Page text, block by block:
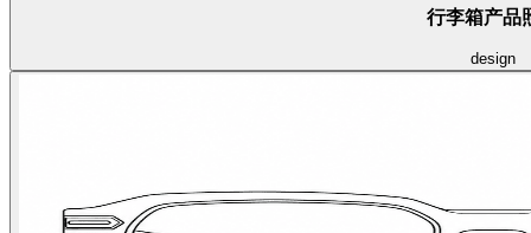
行李箱产品
design